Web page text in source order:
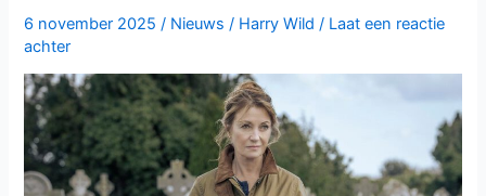
voor
BBC
NL
Kerstspecials
van
2025
6 november 2025/ Nieuws / Harry Wild / Laat een reactie
achter